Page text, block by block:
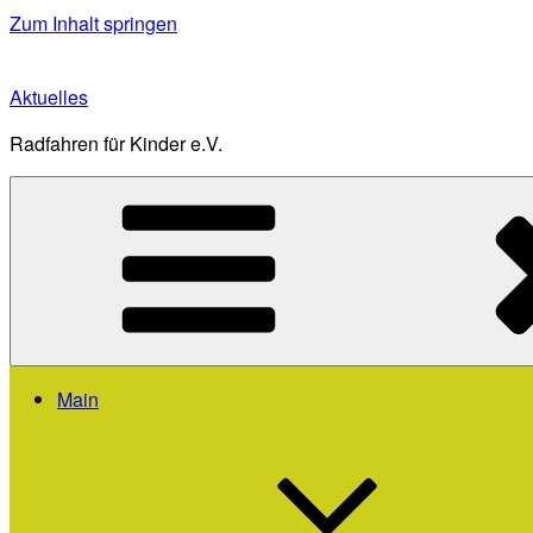
Zum Inhalt springen
Aktuelles
Radfahren für Kinder e.V.
Main